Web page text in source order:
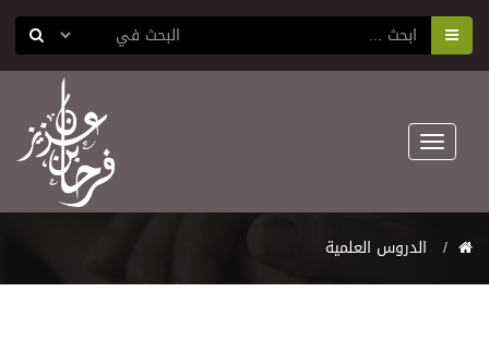
Toggle
navigation
اﻟﺪﺭﻭﺱ اﻟﻌﻠﻤﻴﺔ